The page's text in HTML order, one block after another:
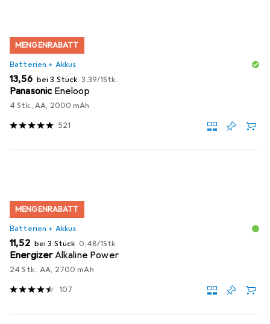
MENGENRABATT
Batterien + Akkus
EUR
13,56 bei 3 Stück EUR
3,39/1Stk.
Panasonic Eneloop
4 Stk., AA, 2000 mAh
521
MENGENRABATT
Batterien + Akkus
EUR
11,52 bei 3 Stück EUR
0,48/1Stk.
EnergizerAlkaline Power
24 Stk., AA, 2700 mAh
107